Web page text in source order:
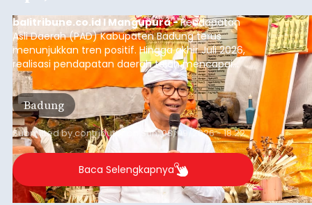
balitribune.co.id I Mangupura -Pendapatan
Asli Daerah (PAD) Kabupaten Badung terus
menunjukkan tren positif. Hingga akhir Juli 2026,
realisasi pendapatan daerah telah mencapai
Rp4,1 triliun atau rata-rata sekitar Rp730 miliar
per bulan, meningkat signifikan dibandingkan
rata-rata penerimaan sebelumnya yang berkisar
Rp350 miliar hingga Rp400 miliar per bulan.
Badung
Submitted bycontributor Sun, 08/09/2026 - 18:22
Baca Selengkapnya